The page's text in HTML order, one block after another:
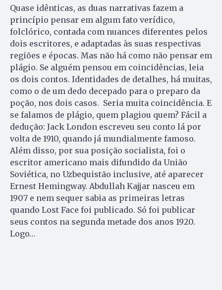
Quase idênticas, as duas narrativas fazem a
princípio pensar em algum fato verídico,
folclórico, contada com nuances diferentes pelos
dois escritores, e adaptadas às suas respectivas
regiões e épocas. Mas não há como não pensar em
plágio. Se alguém pensou em coincidências, leia
os dois contos. Identidades de detalhes, há muitas,
como o de um dedo decepado para o preparo da
poção, nos dois casos. Seria muita coincidência. E
se falamos de plágio, quem plagiou quem? Fácil a
dedução: Jack London escreveu seu conto lá por
volta de 1910, quando já mundialmente famoso.
Além disso, por sua posição socialista, foi o
escritor americano mais difundido da União
Soviética, no Uzbequistão inclusive, até aparecer
Ernest Hemingway. Abdullah Kajjar nasceu em
1907 e nem sequer sabia as primeiras letras
quando Lost Face foi publicado. Só foi publicar
seus contos na segunda metade dos anos 1920.
Logo…